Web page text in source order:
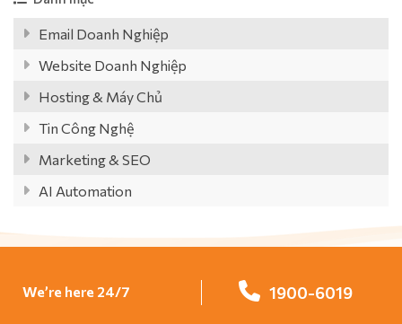
Email Doanh Nghiệp
Website Doanh Nghiệp
Hosting & Máy Chủ
Tin Công Nghệ
Marketing & SEO
AI Automation
We’re here 24/7 1900-6019